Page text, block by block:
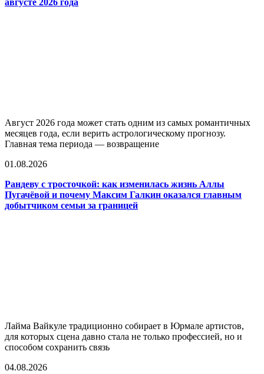
августе 2026 года
Август 2026 года может стать одним из самых романтичных
месяцев года, если верить астрологическому прогнозу.
Главная тема периода — возвращение
01.08.2026
Рандеву с тросточкой: как изменилась жизнь Аллы
Пугачёвой и почему Максим Галкин оказался главным
добытчиком семьи за границей
Лайма Вайкуле традиционно собирает в Юрмале артистов,
для которых сцена давно стала не только профессией, но и
способом сохранить связь
04.08.2026